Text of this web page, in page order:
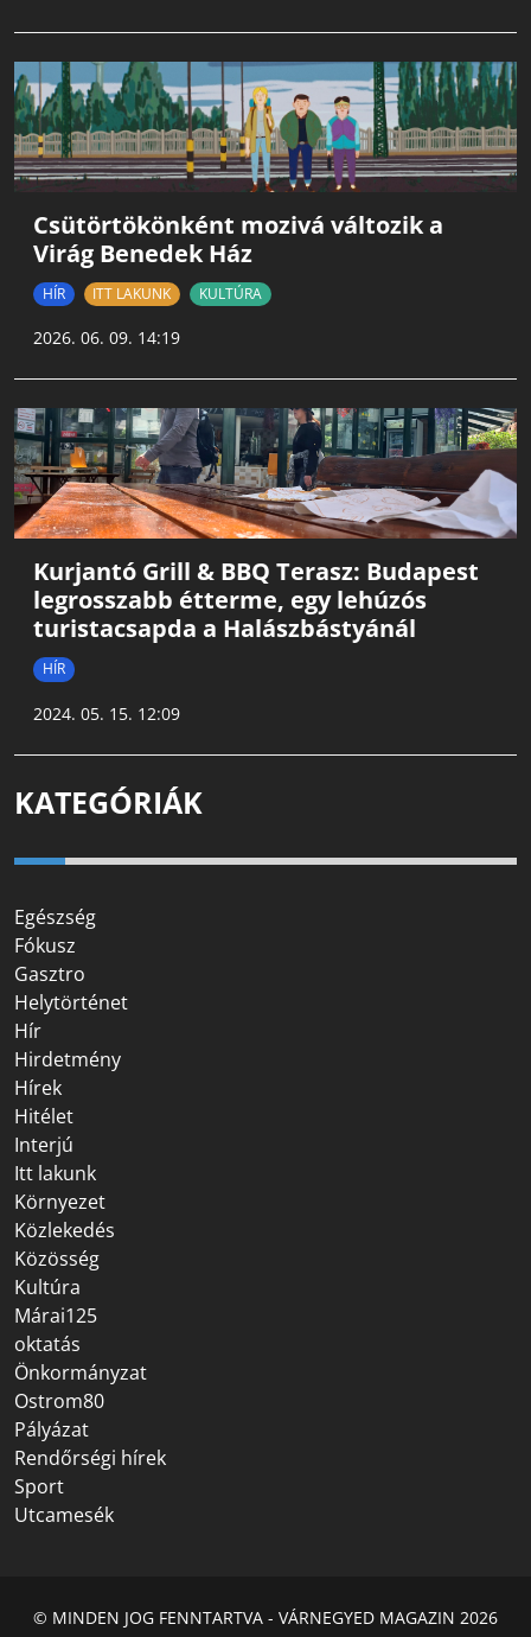
Csütörtökönként mozivá változik a
Virág Benedek Ház
HÍR ITT LAKUNK KULTÚRA
2026. 06. 09. 14:19
Kurjantó Grill & BBQ Terasz: Budapest
legrosszabb étterme, egy lehúzós
turistacsapda a Halászbástyánál
HÍR
2024. 05. 15. 12:09
KATEGÓRIÁK
Egészség
Fókusz
Gasztro
Helytörténet
Hír
Hirdetmény
Hírek
Hitélet
Interjú
Itt lakunk
Környezet
Közlekedés
Közösség
Kultúra
Márai125
oktatás
Önkormányzat
Ostrom80
Pályázat
Rendőrségi hírek
Sport
Utcamesék
© MINDEN JOG FENNTARTVA - VÁRNEGYED MAGAZIN 2026